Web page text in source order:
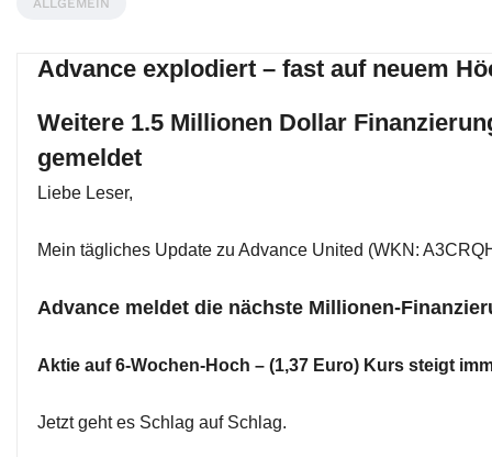
ALLGEMEIN
Advance explodiert – fast auf neuem
Weitere 1.5 Millionen Dollar
gemeldet
Liebe Leser,
Mein tägliches Update zu Advance United (WKN:
Advance meldet die nächste Millionen-
Aktie auf 6-Wochen-Hoch – (1,37 Euro) Kurs steigt
Jetzt geht es Schlag auf Schlag.